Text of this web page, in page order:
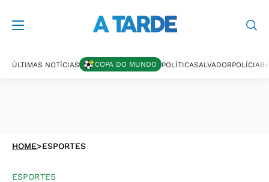
ÚLTIMAS NOTÍCIAS COPA DO MUNDO POLÍTICASALVADORPOLÍCIA
HOME>ESPORTES
ESPORTES